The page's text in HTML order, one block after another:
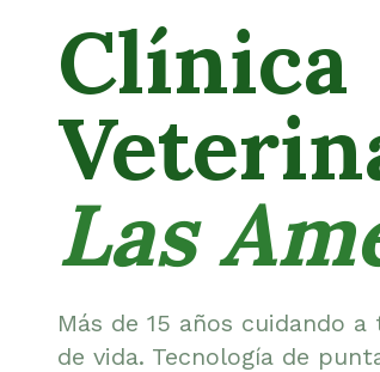
Clínica
Las
Más de 15 años cuidando
de vida. Tecnología de